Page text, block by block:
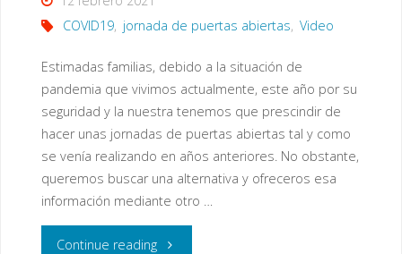
COVID19, jornada de puertas abiertas, Video
Estimadas familias, debido a la situación de
pandemia que vivimos actualmente, este año por su
seguridad y la nuestra tenemos que prescindir de
hacer unas jornadas de puertas abiertas tal y como
se venía realizando en años anteriores. No obstante,
queremos buscar una alternativa y ofreceros esa
información mediante otro …
Continue reading"A/A